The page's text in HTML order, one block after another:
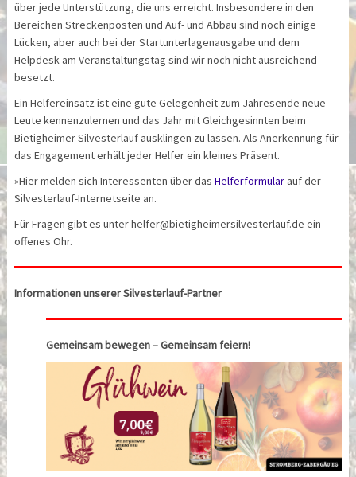
über jede Unterstützung, die uns erreicht. Insbesondere in den
Bereichen Streckenposten und Auf- und Abbau sind noch einige
Lücken, aber auch bei der Startunterlagenausgabe und dem
Helpdesk am Veranstaltungstag sind wir noch nicht ausreichend
besetzt.
Ein Helfereinsatz ist eine gute Gelegenheit zum Jahresende neue
Leute kennenzulernen und das Jahr mit Gleichgesinnten beim
Bietigheimer Silvesterlauf ausklingen zu lassen. Als Anerkennung für
das Engagement erhält jeder Helfer ein kleines Präsent.
»Hier melden sich Interessenten über dasHelferformular auf der
Silvesterlauf-Internetseite an.
Für Fragen gibt es unter helfer@bietigheimersilvesterlauf.de ein
offenes Ohr.
Informationen unserer Silvesterlauf-Partner
Gemeinsam bewegen – Gemeinsam feiern!